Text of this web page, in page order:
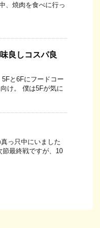
、焼肉を食べに行っ
良しコスパ良
と6Fにフードコー
け。 僕は5Fが気に
っ只中にいました
最終戦ですが、10